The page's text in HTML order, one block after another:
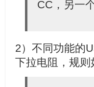
CC，另一
2）不同功能的
下拉电阻，规则